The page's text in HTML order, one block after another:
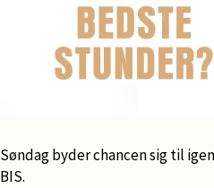
Søndag byder chancen sig til
BIS.